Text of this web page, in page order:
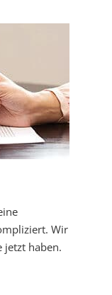
Wir
jetzt haben.